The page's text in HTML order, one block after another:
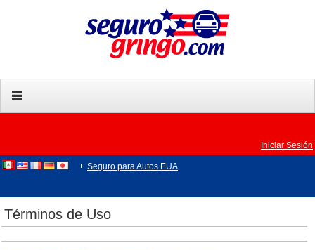
Iniciar Sesión
Seguro para Autos EUA
Términos de Uso